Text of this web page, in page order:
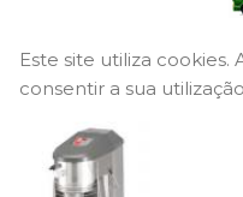
Este site utiliza cookies.
consentir a sua